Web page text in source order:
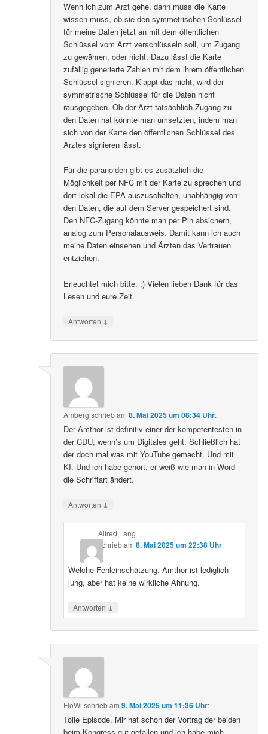
Wenn ich zum Arzt gehe, dann muss die Karte
wissen muss, ob sie den symmetrischen Schlüssel
für meine Daten jetzt an mit dem öffentlichen
Schlüssel vom Arzt verschlüsseln soll, um Zugang
zu gewähren, oder nicht, Dazu lässt die Karte
zufällig generierte Zahlen mit dem ihrem öffentlichen
Schlüssel signieren. Klappt das nicht, wird der
symmetrische Schlüssel für die Daten nicht
rausgegeben. Ob der Arzt tatsächlich Zugang zu
den Daten hat könnte man umsetzten, indem man
sich von der Karte den öffentlichen Schlüssel des
Arztes signieren lässt.
Für die paranoiden gibt es zusätzlich die
Möglichkeit per NFC mit der Karte zu sprechen und
dort lokal die EPA auszuschalten, unabhängig von
den Daten, die auf dem Server gespeichert sind.
Den NFC-Zugang könnte man per Pin absichern,
analog zum Personalausweis. Damit kann ich auch
meine Daten einsehen und Ärzten das Vertrauen
entziehen.
Erleuchtet mich bitte. :) Vielen lieben Dank für das
Lesen und eure Zeit.
Antworten ↓
Amberg schriebam8. Mai 2025 um 08:34 Uhr:
Der Amthor ist definitiv einer der kompetentesten in
der CDU, wenn’s um Digitales geht. Schließlich hat
der doch mal was mit YouTube gemacht. Und mit
KI. Und ich habe gehört, er weiß wie man in Word
die Schriftart ändert.
Antworten ↓
Alfred Lang
schriebam 8. Mai 2025 um 22:38 Uhr:
Welche Fehleinschätzung. Amthor ist lediglich
jung, aber hat keine wirkliche Ahnung.
Antworten ↓
FloWi schriebam9. Mai 2025 um 11:36 Uhr:
Tolle Episode. Mir hat schon der Vortrag der beiden